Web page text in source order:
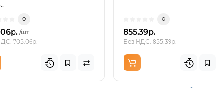
0
/шт
705.06р.
0
855.39р.
Без НДС: 855.39р.